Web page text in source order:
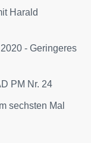
Harald
- Geringeres
PM Nr. 24
sechsten Mal